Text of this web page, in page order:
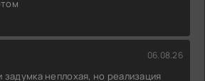
06.08.26
задумка неплохая, но реализация